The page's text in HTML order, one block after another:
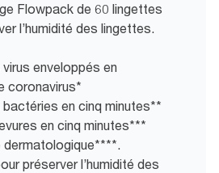
Flowpack de 60 lingettes
l’humidité des lingettes.
enveloppés en
coronavirus*
en cinq minutes**
en cinq minutes***
préserver l’humidité des